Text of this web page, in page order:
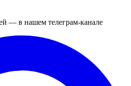
— в нашем телеграм-канале